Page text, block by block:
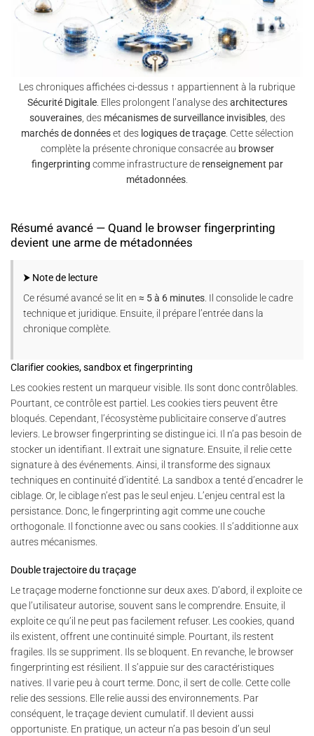
Les chroniques affichées ci-dessus ↑ appartiennent à la rubrique
Sécurité Digitale. Elles prolongent l’analyse desarchitectures
souveraines, des mécanismes de surveillance invisibles, des
marchés de donnéeset des logiques de traçage. Cette sélection
complète la présente chronique consacrée au browser
fingerprinting comme infrastructure de renseignement par
métadonnées
Résumé avancé — Quand le browser fingerprinting
devient une arme de métadonnées
⮞ Note de lecture
Ce résumé avancé se lit en≈ 5 à 6 minutes. Il consolide le cadre
technique et juridique. Ensuite, il prépare l’entrée dans la
chronique complète.
Clarifier cookies, sandbox et fingerprinting
Les cookies restent un marqueur visible. Ils sont donc contrôlables.
Pourtant, ce contrôle est partiel. Les cookies tiers peuvent être
bloqués. Cependant, l’écosystème publicitaire conserve d’autres
leviers. Le browser fingerprinting se distingue ici. Il n’a pas besoin de
stocker un identifiant. Il extrait une signature. Ensuite, il relie cette
signature à des événements. Ainsi, il transforme des signaux
techniques en continuité d’identité. La sandbox a tenté d’encadrer le
ciblage. Or, le ciblage n’est pas le seul enjeu. L’enjeu central est la
persistance. Donc, le fingerprinting agit comme une couche
orthogonale. Il fonctionne avec ou sans cookies. Il s’additionne aux
autres mécanismes.
Double trajectoire du traçage
Le traçage moderne fonctionne sur deux axes. D’abord, il exploite ce
que l’utilisateur autorise, souvent sans le comprendre. Ensuite, il
exploite ce qu’il ne peut pas facilement refuser. Les cookies, quand
ils existent, offrent une continuité simple. Pourtant, ils restent
fragiles. Ils se suppriment. Ils se bloquent. En revanche, le browser
fingerprinting est résilient. Il s’appuie sur des caractéristiques
natives. Il varie peu à court terme. Donc, il sert de colle. Cette colle
relie des sessions. Elle relie aussi des environnements. Par
conséquent, le traçage devient cumulatif. Il devient aussi
opportuniste. En pratique, un acteur n’a pas besoin d’un seul